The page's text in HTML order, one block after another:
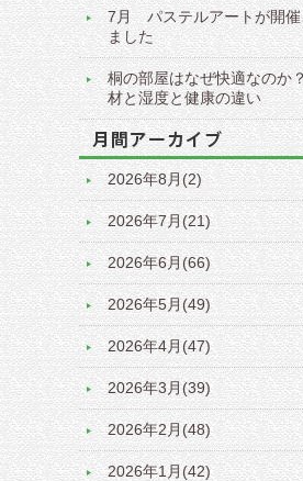
7月 パステルアートが開催
ました
桐の部屋はなぜ快適なのか
材と湿度と健康の違い
2026年8月(2)
2026年7月(21)
2026年6月(66)
2026年5月(49)
2026年4月(47)
2026年3月(39)
2026年2月(48)
2026年1月(42)